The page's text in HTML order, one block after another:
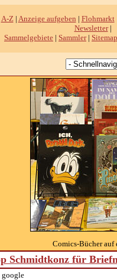
A-Z| Anzeige aufgeben | Flohmarkt
Newsletter|
Sammelgebiete | Sammler| Sitemap
Comics-Bücher auf
Schmidtkonz für
google